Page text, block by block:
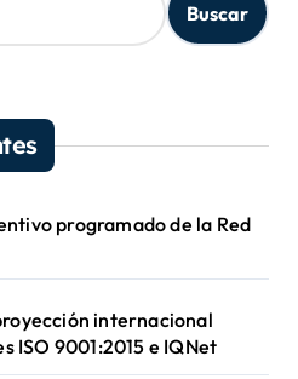
programado de la Red
internacional
ISO 9001:2015 e IQNet